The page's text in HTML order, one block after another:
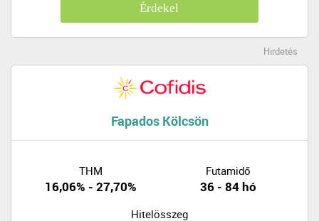
Érdekel
Hirdetés
Fapados Kölcsön
THM
16,06% - 27,70%
Futamidő
36 - 84 hó
Hitelösszeg